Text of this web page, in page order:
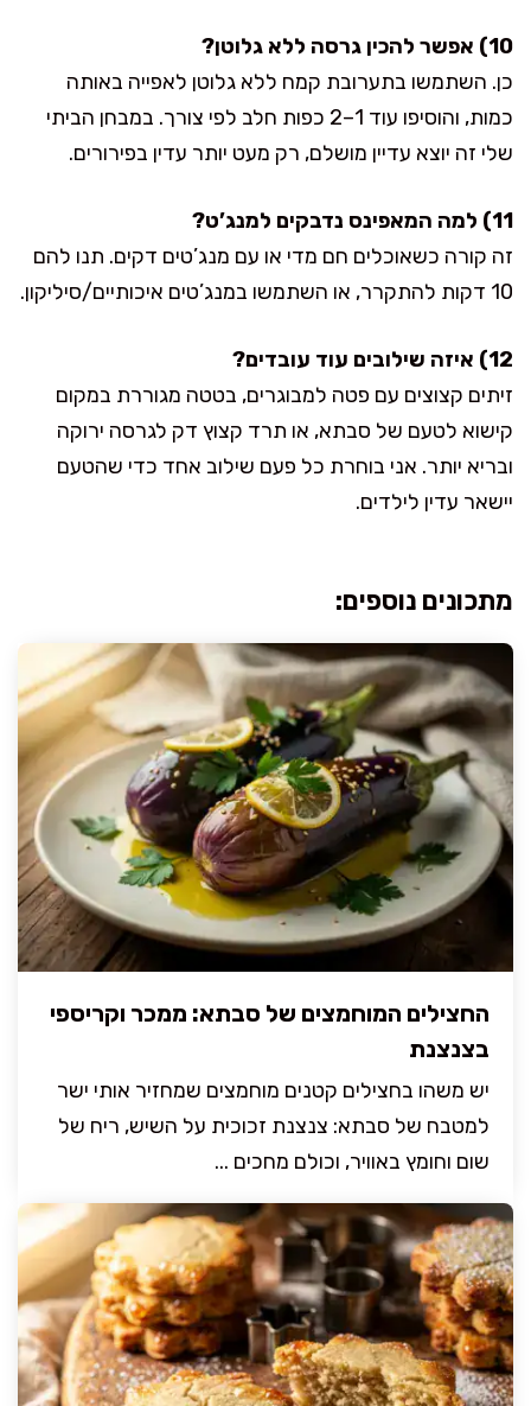
10) אפשר להכין גרסה ללא גלוטן?
כן. השתמשו בתערובת קמח ללא גלוטן לאפייה באותה
כמות, והוסיפו עוד 1–2 כפות חלב לפי צורך. במבחן הביתי
שלי זה יוצא עדיין מושלם, רק מעט יותר עדין בפירורים.
11) למה המאפינס נדבקים למנג’ט?
זה קורה כשאוכלים חם מדי או עם מנג’טים דקים. תנו להם
10 דקות להתקרר, או השתמשו במנג’טים איכותיים/סיליקון.
12) איזה שילובים עוד עובדים?
זיתים קצוצים עם פטה למבוגרים, בטטה מגוררת במקום
קישוא לטעם של סבתא, או תרד קצוץ דק לגרסה ירוקה
ובריא יותר. אני בוחרת כל פעם שילוב אחד כדי שהטעם
יישאר עדין לילדים.
מתכונים נוספים:
החצילים המוחמצים של סבתא: ממכר וקריספי
בצנצנת
יש משהו בחצילים קטנים מוחמצים שמחזיר אותי ישר
למטבח של סבתא: צנצנת זכוכית על השיש, ריח של
שום וחומץ באוויר, וכולם מחכים ...